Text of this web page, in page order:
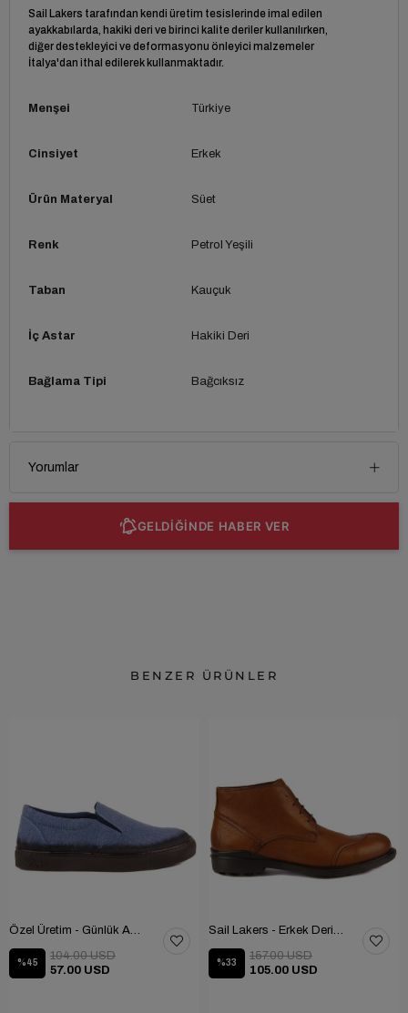
Sail Lakers tarafından kendi üretim tesislerinde imal edilen
ayakkabılarda, hakiki deri ve birinci kalite deriler kullanılırken,
diğer destekleyici ve deformasyonu önleyici malzemeler
İtalya'dan ithal edilerek kullanmaktadır.
Menşei Türkiye
Cinsiyet Erkek
Ürün Materyal Süet
Renk Petrol Yeşili
Taban Kauçuk
İç Astar Hakiki Deri
Bağlama Tipi Bağcıksız
Yorumlar
GELDİĞİNDE HABER VER
BENZER ÜRÜNLER
%45
57.00 USD
104.00 USD
%33
105.00 USD
157.00 USD